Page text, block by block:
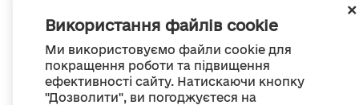
Використання файлів cookie
Ми використовуємо файли cookie для
покращення роботи та підвищення
ефективності сайту. Натискаючи кнопку
"Дозволити", ви погоджуєтеся на
Весь контент доступний за ліцензією
Creative Commons Attribution 4.0 International license,
якщо не зазначено інше